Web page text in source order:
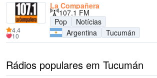
La Compañera
107.1 FM
Pop
Notícias
Argentina
Tucumán
4.4
10
Rádios populares em Tucumán